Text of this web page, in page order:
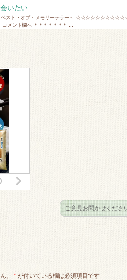
いたい...
スト・オブ・メモリーテラー～
ト欄へ ＊＊＊＊＊＊＊ ...
ご意見お聞かせくだ
。 * が付いている欄は必須項目です